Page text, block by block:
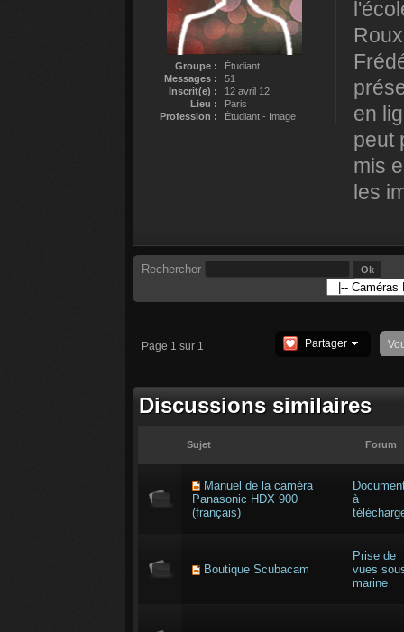
Groupe :
Étudiant
Messages :
51
Inscrit(e) :
12 avril 12
Lieu :
Paris
Profession :
Étudiant - Image
en
peut
mis
les
Rechercher
Page 1 sur 1 Partager
Discussions similaires
Sujet Forum
Manuel de la caméra
Panasonic HDX 900
(français)
à
Boutique Scubacam
Prise de
vues
marine